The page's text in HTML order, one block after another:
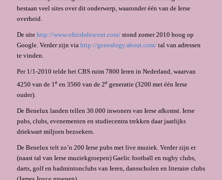
bestaan veel sites over dit onderwerp, waaronder één van de Ierse
overheid.
De site http://www.ofirishdescent.com/stond zomer 2010 hoog op
Google. Verder zijn via http://genealogy.about.com/tal van adressen
te vinden.
Per 1/1-2010 telde het CBS ruim 7800 Ieren in Nederland, waarvan
4250 van de 1 een 3560 van de 2egeneratie (3200 met één Ierse
ouder).
De Benelux landen tellen 30.000 inwoners van Ierse afkomst. Ierse
pubs, clubs, evenementen en studiecentra trekken daar jaarlijks
driekwart miljoen bezoekers.
De Benelux telt zo’n 200 Ierse pubs met live muziek. Verder zijn er
(naast tal van Ierse muziekgroepen) Gaelic football en rugby clubs,
darts, golf en badmintonclubs van Ieren, dansscholen en literaire clubs